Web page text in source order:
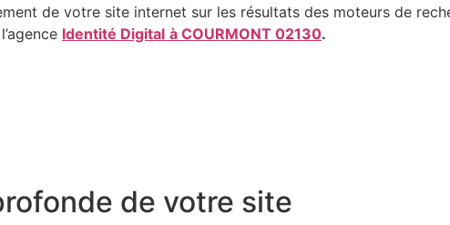
de votre site internet sur les résultats des moteurs de
Identité Digital à COURMONT 02130.
de votre site